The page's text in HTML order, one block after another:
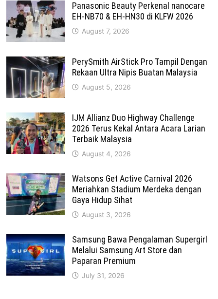
Panasonic Beauty Perkenal nanocare
EH-NB70 & EH-HN30 di KLFW 2026
August 7, 2026
PerySmith AirStick Pro Tampil Dengan
Rekaan Ultra Nipis Buatan Malaysia
August 5, 2026
IJM Allianz Duo Highway Challenge
2026 Terus Kekal Antara Acara Larian
Terbaik Malaysia
August 4, 2026
Watsons Get Active Carnival 2026
Meriahkan Stadium Merdeka dengan
Gaya Hidup Sihat
August 3, 2026
Samsung Bawa Pengalaman Supergirl
Melalui Samsung Art Store dan
Paparan Premium
July 31, 2026